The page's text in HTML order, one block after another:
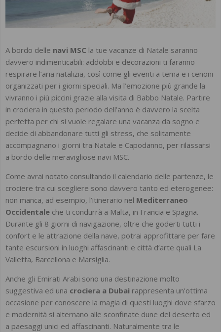
A bordo delle navi MSC la tue vacanze di Natale saranno
davvero indimenticabili: addobbi e decorazioni ti faranno
respirare l’aria natalizia, così come gli eventi a tema e i cenoni
organizzati per i giorni speciali. Ma l’emozione più grande la
vivranno i più piccini grazie alla visita di Babbo Natale. Partire
in crociera in questo periodo dell’anno è davvero la scelta
perfetta per chi si vuole regalare una vacanza da sogno e
decide di abbandonare tutti gli stress, che solitamente
accompagnano i giorni tra Natale e Capodanno, per rilassarsi
a bordo delle meravigliose navi MSC.
Come avrai notato consultando il calendario delle partenze, le
crociere tra cui scegliere sono davvero tanto ed eterogenee:
non manca, ad esempio, l’itinerario nel Mediterraneo
Occidentale che ti condurrà a Malta, in Francia e Spagna.
Durante gli 8 giorni di navigazione, oltre che goderti tutti i
confort e le attrazione della nave, potrai approfittare per fare
tante escursioni in luoghi affascinanti e città d’arte quali La
Valletta, Barcellona e Marsiglia.
Anche gli Emirati Arabi sono una destinazione molto
suggestiva ed una crociera a Dubai rappresenta un’ottima
occasione per conoscere la magia di questi luoghi dove sfarzo
e modernità si alternano alle sconfinate dune del deserto ed
a paesaggi unici ed affascinanti. Naturalmente tra le